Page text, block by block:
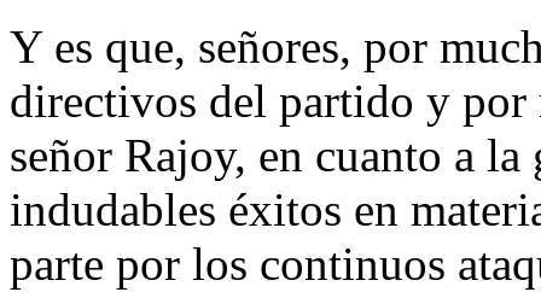
Y es que, señores, por
directivos del partido y por
señor Rajoy, en cuanto a
indudables éxitos en
parte por los continuos